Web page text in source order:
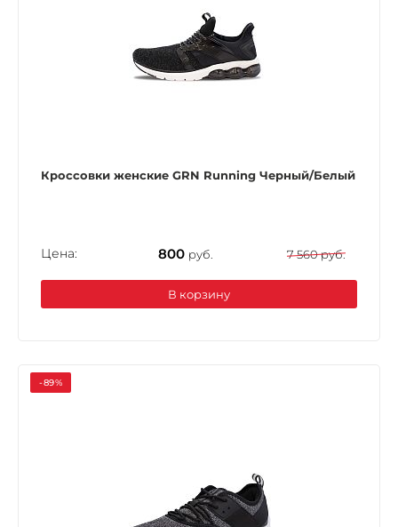
Кроссовки женские GRN Running Черный/Белый
Цена: 800 руб. 7 560 руб.
В корзину
-89%